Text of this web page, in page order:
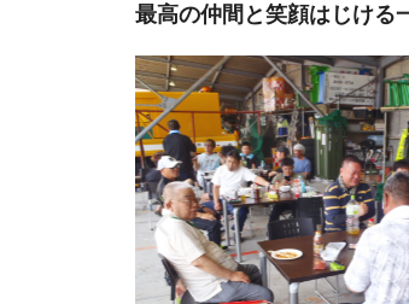
最高の仲間と笑顔はじける